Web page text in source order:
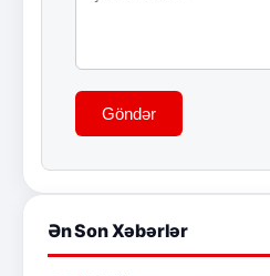
Göndər
Ən Son Xəbərlər